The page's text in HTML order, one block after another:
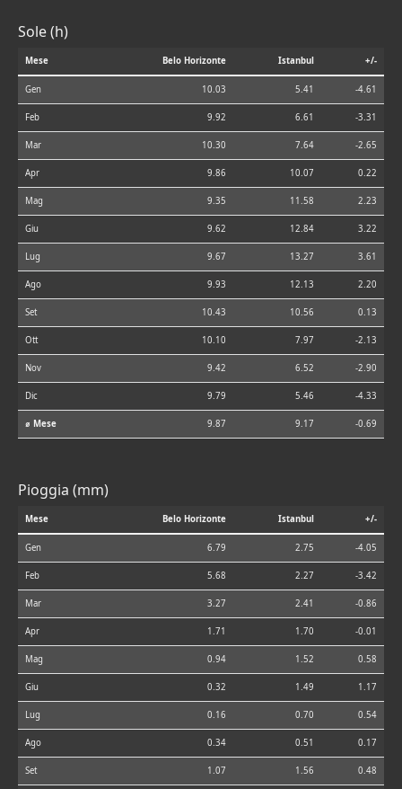
Sole (h)
Mese Belo Horizonte Istanbul +/-
Gen 10.03 5.41 -4.61
Feb 9.92 6.61 -3.31
Mar 10.30 7.64 -2.65
Apr 9.86 10.07 0.22
Mag 9.35 11.58 2.23
Giu 9.62 12.84 3.22
Lug 9.67 13.27 3.61
Ago 9.93 12.13 2.20
Set 10.43 10.56 0.13
Ott 10.10 7.97 -2.13
Nov 9.42 6.52 -2.90
Dic 9.79 5.46 -4.33
⌀ Mese 9.87 9.17 -0.69
Pioggia (mm)
Mese Belo Horizonte Istanbul +/-
Gen 6.79 2.75 -4.05
Feb 5.68 2.27 -3.42
Mar 3.27 2.41 -0.86
Apr 1.71 1.70 -0.01
Mag 0.94 1.52 0.58
Giu 0.32 1.49 1.17
Lug 0.16 0.70 0.54
Ago 0.34 0.51 0.17
Set 1.07 1.56 0.48